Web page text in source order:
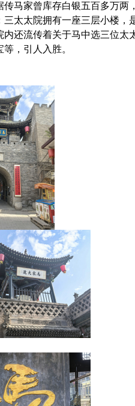
传马家曾库存白银五百多万两
三太太院拥有一座三层小楼，
内还流传着关于马中选三位太
，引人入胜。